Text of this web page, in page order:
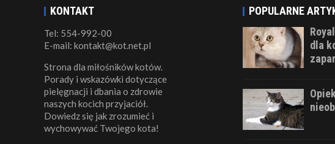
KONTAKT
Tel: 554-992-00
E-mail: kontakt@kot.net.pl
Strona dla miłośników kotów.
Porady i wskazówki dotyczące
pielęgnacji i dbania o zdrowie
naszych kocich przyjaciół.
Dowiedz się jak zrozumieć i
wychowywać Twojego kota!
POPULARNE
dla